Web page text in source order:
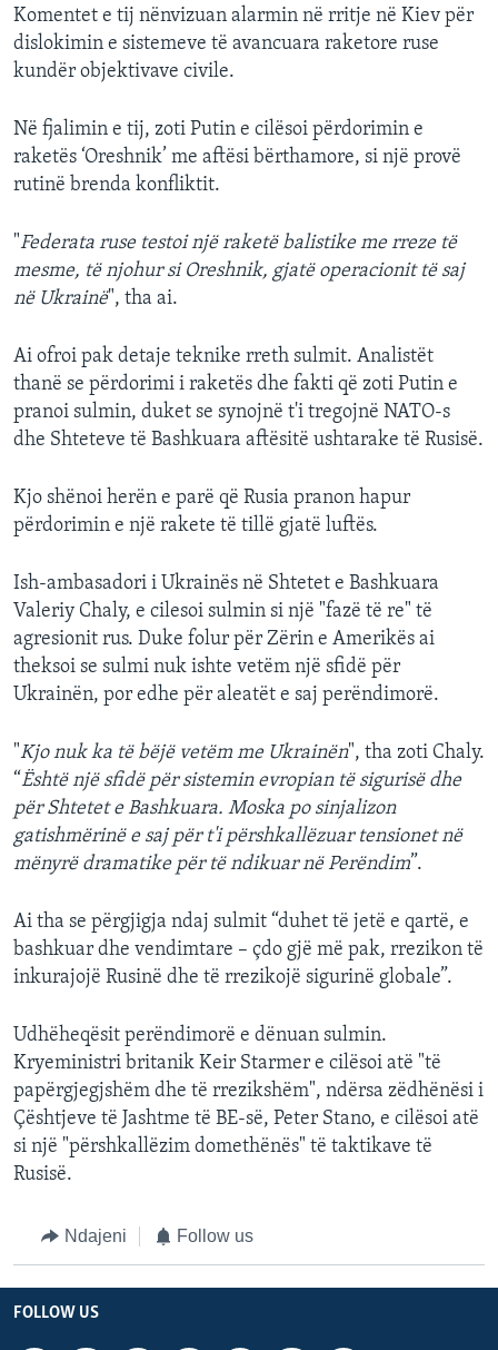
Komentet e tij nënvizuan alarmin në rritje në Kiev për
dislokimin e sistemeve të avancuara raketore ruse
kundër objektivave civile.
Në fjalimin e tij, zoti Putin e cilësoi përdorimin e
raketës ‘Oreshnik’ me aftësi bërthamore, si një provë
rutinë brenda konfliktit.
"Federata ruse testoi një raketë balistike me rreze të
mesme, të njohur si Oreshnik, gjatë operacionit të saj
në Ukrainë", tha ai.
Ai ofroi pak detaje teknike rreth sulmit. Analistët
thanë se përdorimi i raketës dhe fakti që zoti Putin e
pranoi sulmin, duket se synojnë t'i tregojnë NATO-s
dhe Shteteve të Bashkuara aftësitë ushtarake të Rusisë.
Kjo shënoi herën e parë që Rusia pranon hapur
përdorimin e një rakete të tillë gjatë luftës.
Ish-ambasadori i Ukrainës në Shtetet e Bashkuara
Valeriy Chaly, e cilesoi sulmin si një "fazë të re" të
agresionit rus. Duke folur për Zërin e Amerikës ai
theksoi se sulmi nuk ishte vetëm një sfidë për
Ukrainën, por edhe për aleatët e saj perëndimorë.
"Kjo nuk ka të bëjë vetëm me Ukrainën", tha zoti Chaly.
“Është një sfidë për sistemin evropian të sigurisë dhe
për Shtetet e Bashkuara. Moska po sinjalizon
gatishmërinë e saj për t'i përshkallëzuar tensionet në
mënyrë dramatike për të ndikuar në Perëndim”.
Ai tha se përgjigja ndaj sulmit “duhet të jetë e qartë, e
bashkuar dhe vendimtare – çdo gjë më pak, rrezikon të
inkurajojë Rusinë dhe të rrezikojë sigurinë globale”.
Udhëheqësit perëndimorë e dënuan sulmin.
Kryeministri britanik Keir Starmer e cilësoi atë "të
papërgjegjshëm dhe të rrezikshëm", ndërsa zëdhënësi i
Çështjeve të Jashtme të BE-së, Peter Stano, e cilësoi atë
si një "përshkallëzim domethënës" të taktikave të
Rusisë.
Ndajeni Follow us
FOLLOW US